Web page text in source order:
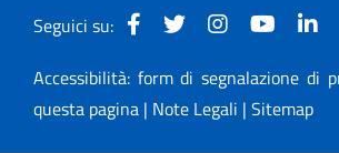
Seguici su:
Accessibilità: form di segnalazione di
questa pagina | Note Legali | Sitemap